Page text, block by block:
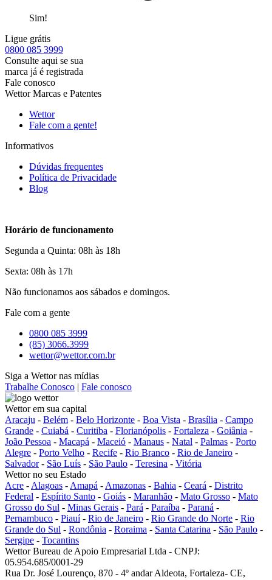
Sim!
Ligue grátis
0800 085 3999
Consulte aqui se sua
marca já é registrada
Fale conosco
Wettor Marcas e Patentes
Wettor
Fale com a gente!
Informativos
Dúvidas frequentes
Política de Privacidade
Blog
Horário de funcionamento
Segunda a Quinta: 08h às 18h
Sexta: 08h às 17h
Não funcionamos aos sábados e domingos.
Fale com a gente
0800 085 3999
(85) 3066.3999
wettor@wettor.com.br
Siga a Wettor nas mídias
Trabalhe Conosco | Fale conosco
Wettor em sua capital
Aracaju - Belém - Belo Horizonte - Boa Vista - Brasília - Campo
Grande - Cuiabá - Curitiba - Florianópolis - Fortaleza - Goiânia -
João Pessoa - Macapá - Maceió - Manaus - Natal - Palmas - Porto
Alegre - Porto Velho - Recife - Rio Branco - Rio de Janeiro -
Salvador- São Luís - São Paulo - Teresina - Vitória
Wettor no seu Estado
Acre - Alagoas - Amapá - Amazonas - Bahia - Ceará - Distrito
Federal - Espírito Santo - Goiás - Maranhão - Mato Grosso - Mato
Grosso do Sul - Minas Gerais - Pará - Paraíba - Paraná -
Pernambuco - Piauí- Rio de Janeiro - Rio Grande do Norte - Rio
Grande do Sul - Rondônia - Roraima - Santa Catarina - São Paulo -
Sergipe - Tocantins
Wettor Bureau de Apoio Empresarial Ltda - CNPJ:
05.954.685/0001-29
Rua Dr. José Lourenço, 870 - 4º andar Aldeota, Fortaleza- CE,